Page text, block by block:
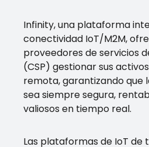
Infinity, una plataforma
conectividad IoT/M2M,
proveedores de servicios
(CSP) gestionar sus
remota, garantizando que
sea siempre segura,
valiosos en tiempo real.
Las plataformas de IoT de